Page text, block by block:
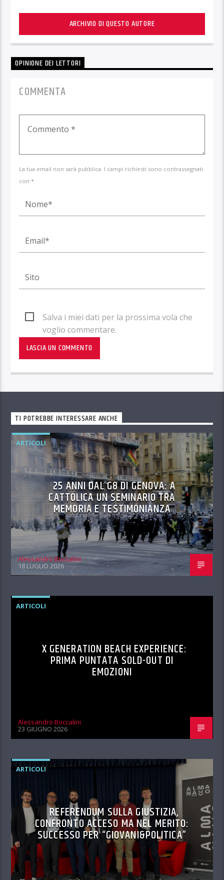
ARCHIVIO DI QUESTO AUTORE
OPINIONE DEI LETTORI
COMMENTA
La tua email non sarà pubblica. I campi richiesti sono contrassegnati
con *
Salva i miei dati per la prossima vola che
voglio commentare.
TI POTREBBE INTERESSARE ANCHE
ARTICOLI
25 ANNI DAL G8 DI GENOVA: A
CATTOLICA UN SEMINARIO TRA
MEMORIA E TESTIMONIANZA
Alessandro Boccalini
18 LUGLIO 2026
ARTICOLI
X GENERATION BEACH EXPERIENCE:
PRIMA PUNTATA SOLD-OUT DI
EMOZIONI
Alessandro Boccalini
23 GIUGNO 2026
ARTICOLI
REFERENDUM SULLA GIUSTIZIA,
CONFRONTO ACCESO MA NEL MERITO:
SUCCESSO PER “GIOVANI&POLITICA”